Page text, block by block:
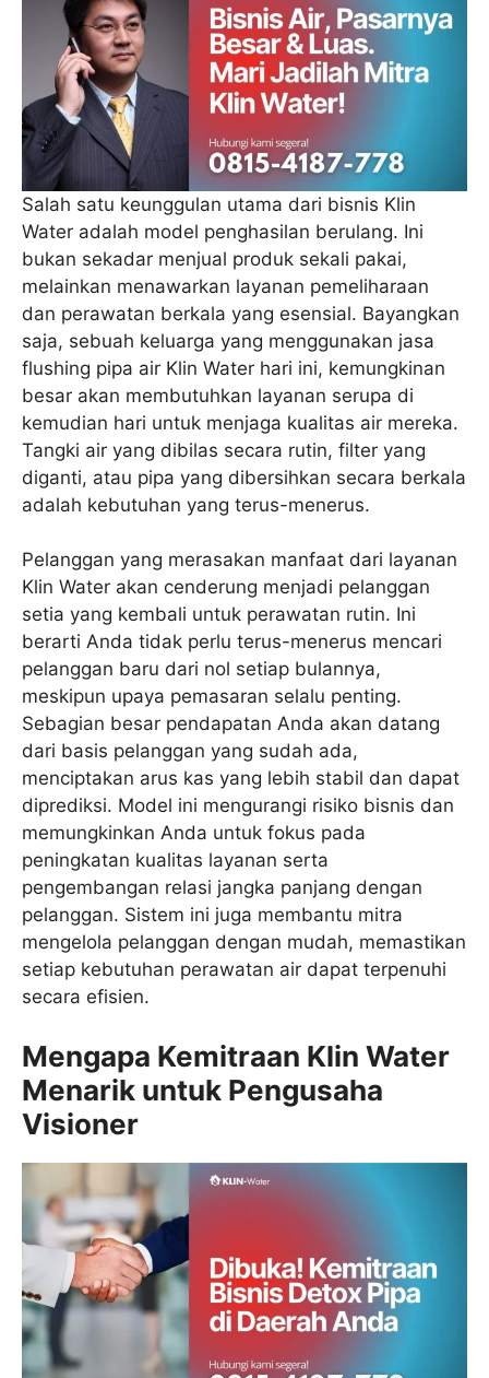
Salah satu keunggulan utama dari bisnis Klin
Water adalah model penghasilan berulang. Ini
bukan sekadar menjual produk sekali pakai,
melainkan menawarkan layanan pemeliharaan
dan perawatan berkala yang esensial. Bayangkan
saja, sebuah keluarga yang menggunakan jasa
flushing pipa air Klin Water hari ini, kemungkinan
besar akan membutuhkan layanan serupa di
kemudian hari untuk menjaga kualitas air mereka.
Tangki air yang dibilas secara rutin, filter yang
diganti, atau pipa yang dibersihkan secara berkala
adalah kebutuhan yang terus-menerus.
Pelanggan yang merasakan manfaat dari layanan
Klin Water akan cenderung menjadi pelanggan
setia yang kembali untuk perawatan rutin. Ini
berarti Anda tidak perlu terus-menerus mencari
pelanggan baru dari nol setiap bulannya,
meskipun upaya pemasaran selalu penting.
Sebagian besar pendapatan Anda akan datang
dari basis pelanggan yang sudah ada,
menciptakan arus kas yang lebih stabil dan dapat
diprediksi. Model ini mengurangi risiko bisnis dan
memungkinkan Anda untuk fokus pada
peningkatan kualitas layanan serta
pengembangan relasi jangka panjang dengan
pelanggan. Sistem ini juga membantu mitra
mengelola pelanggan dengan mudah, memastikan
setiap kebutuhan perawatan air dapat terpenuhi
secara efisien.
Mengapa Kemitraan Klin Water
Menarik untuk Pengusaha
Visioner